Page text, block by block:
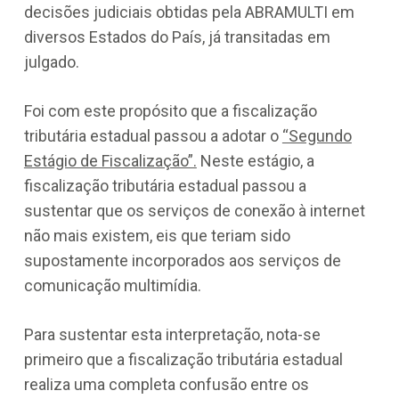
decisões judiciais obtidas pela ABRAMULTI em
diversos Estados do País, já transitadas em
julgado.
Foi com este propósito que a fiscalização
tributária estadual passou a adotar o “Segundo
Estágio de Fiscalização”. Neste estágio, a
fiscalização tributária estadual passou a
sustentar que os serviços de conexão à internet
não mais existem, eis que teriam sido
supostamente incorporados aos serviços de
comunicação multimídia.
Para sustentar esta interpretação, nota-se
primeiro que a fiscalização tributária estadual
realiza uma completa confusão entre os